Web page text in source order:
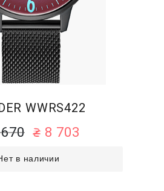
WWRS422
8 703
в наличии